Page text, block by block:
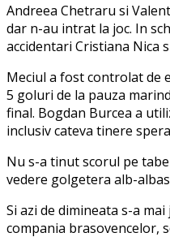
Andreea Chetraru si
dar n-au intrat la joc. In
accidentari Cristiana Nica
Meciul a fost controlat de
5 goluri de la pauza
final. Bogdan Burcea a
inclusiv cateva tinere
Nu s-a tinut scorul pe
vedere golgetera alb-
Si azi de dimineata s-a
compania brasovencelor,